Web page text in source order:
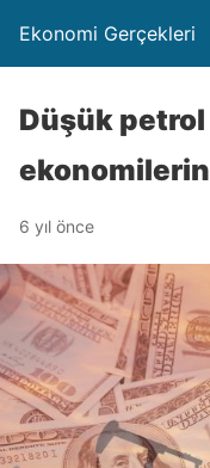
Ekonomi Gerçekleri
Düşük petrol
6 yıl önce